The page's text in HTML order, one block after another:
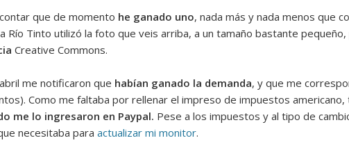
que de momento he ganado uno, nada más y nada menos que
Río Tinto utilizó la foto que veis arriba, a un tamaño bastante
Creative Commons.
me notificaron que habían ganado la demanda, y que me
Como me faltaba por rellenar el impreso de impuestos
me lo ingresaron en Paypal. Pese a los impuestos y al tipo de
necesitaba para actualizar mi monitor.